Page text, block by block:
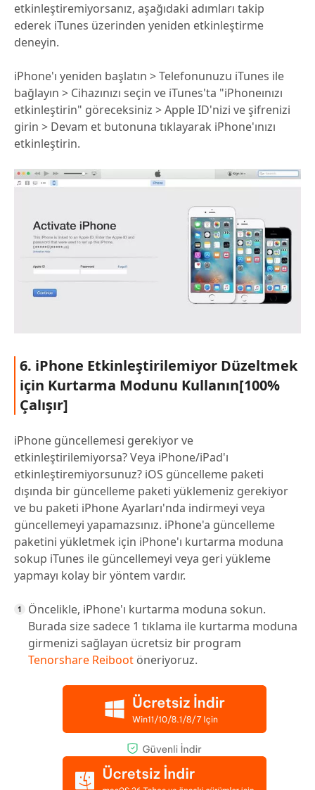
etkinleştiremiyorsanız, aşağıdaki adımları takip
ederek iTunes üzerinden yeniden etkinleştirme
deneyin.
iPhone'ı yeniden başlatın > Telefonunuzu iTunes ile
bağlayın > Cihazınızı seçin ve iTunes'ta "iPhoneınızı
etkinleştirin" göreceksiniz > Apple ID'nizi ve şifrenizi
girin > Devam et butonuna tıklayarak iPhone'ınızı
etkinleştirin.
6. iPhone Etkinleştirilemiyor Düzeltmek
için Kurtarma Modunu Kullanın[100%
Çalışır]
iPhone güncellemesi gerekiyor ve
etkinleştirilemiyorsa? Veya iPhone/iPad'ı
etkinleştiremiyorsunuz? iOS güncelleme paketi
dışında bir güncelleme paketi yüklemeniz gerekiyor
ve bu paketi iPhone Ayarları'nda indirmeyi veya
güncellemeyi yapamazsınız. iPhone'a güncelleme
paketini yükletmek için iPhone'ı kurtarma moduna
sokup iTunes ile güncellemeyi veya geri yükleme
yapmayı kolay bir yöntem vardır.
Öncelikle, iPhone'ı kurtarma moduna sokun.
Burada size sadece 1 tıklama ile kurtarma moduna
girmenizi sağlayan ücretsiz bir program
Tenorshare Reiboot öneriyoruz.